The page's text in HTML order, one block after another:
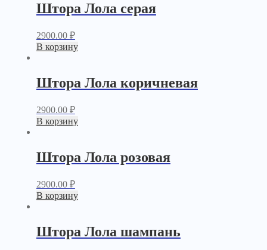
Штора Лола серая
2900.00 ₽
В корзину
Штора Лола коричневая
2900.00 ₽
В корзину
Штора Лола розовая
2900.00 ₽
В корзину
Штора Лола шампань